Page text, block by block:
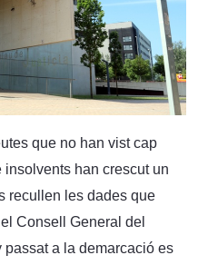
que no han vist cap
han crescut un
recullen les dades que
Consell General del
passat a la demarcació es